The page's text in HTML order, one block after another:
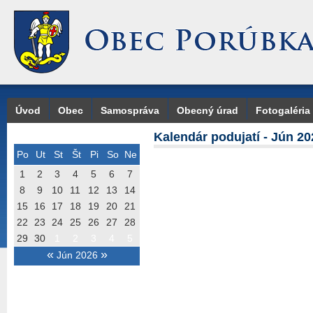
Úvod Obec Samospráva Obecný úrad Fotogaléria
Po Ut St Št Pi So Ne
« Jún 2026 »
1 2 3 4 5 6
7
8
9 10 11 12 13
14
15
16 17 18 19 20
21
22
23 24 25 26 27
28
29
30
Kalendár podujatí - Jún